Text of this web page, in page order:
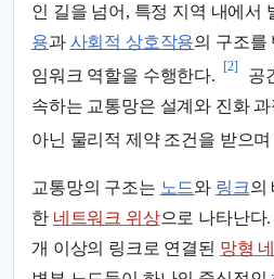
인 길을 넘어, 특정 지역 내에서
용과 사회적 상호작용의 구조를
임워크 역할을 수행한다.
[2]
공
속하는 교통망은 설계와 진화
아닌 물리적 제약 조건을 받으
교통망의 구조는 노드와 링크의
한 네트워크 위상으로 나타난다
개 이상의 링크로 연결된 망형